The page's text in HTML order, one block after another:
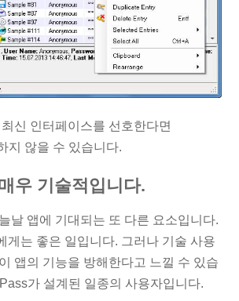
신 인터페이스를 선호한다면
지 않을 수 있습니다.
우 기술적입니다.
날 앱에 기대되는 또 다른 요소입니다.
게는 좋은 일입니다. 그러나 기술 사용
앱의 기능을 방해한다고 느낄 수 있습
가 설계된 일종의 사용자입니다.